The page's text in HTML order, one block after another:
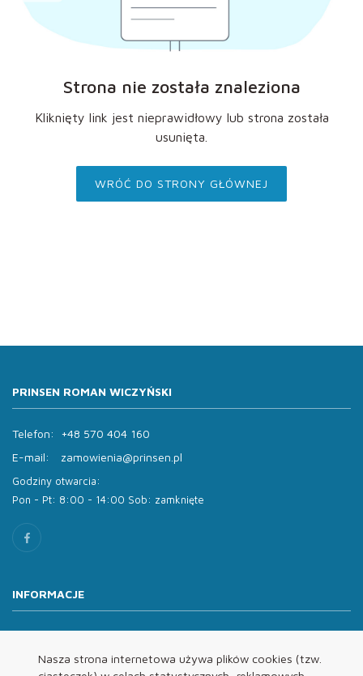
Nasza strona internetowa używa plików cookies (tzw.
Strona nie została znaleziona
Kliknięty link jest nieprawidłowy lub strona została
usunięta.
WRÓĆ DO STRONY GŁÓWNEJ
PRINSEN ROMAN WICZYŃSKI
Telefon:
+48 570 404 160
E-mail:
zamowienia@prinsen.pl
Godziny otwarcia:
Pon - Pt: 8:00 - 14:00 Sob: zamknięte
INFORMACJE
Oferta